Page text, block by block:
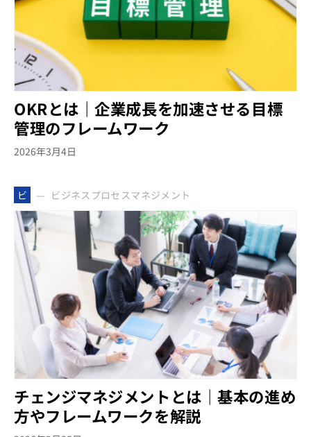
OKRとは｜企業成長を加速させる目標
管理のフレームワーク
2026年3月4日
ビ ビジネスプロセスマネジメント
チェンジマネジメントとは｜基本の進め
方やフレームワークを解説